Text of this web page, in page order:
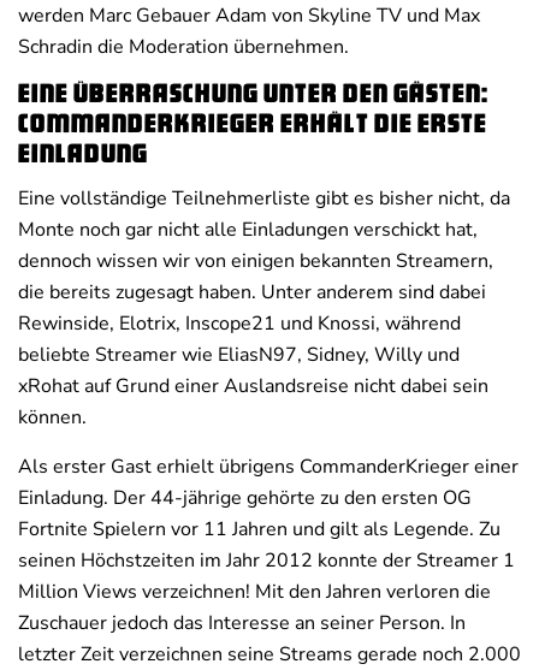
werden Marc Gebauer Adam von Skyline TV und Max
Schradin die Moderation übernehmen.
Eine Überraschung unter den Gästen:
CommanderKrieger erhält die erste
Einladung
Eine vollständige Teilnehmerliste gibt es bisher nicht, da
Monte noch gar nicht alle Einladungen verschickt hat,
dennoch wissen wir von einigen bekannten Streamern,
die bereits zugesagt haben. Unter anderem sind dabei
Rewinside, Elotrix, Inscope21 und Knossi, während
beliebte Streamer wie EliasN97, Sidney, Willy und
xRohat auf Grund einer Auslandsreise nicht dabei sein
können.
Als erster Gast erhielt übrigens CommanderKrieger einer
Einladung. Der 44-jährige gehörte zu den ersten OG
Fortnite Spielern vor 11 Jahren und gilt als Legende. Zu
seinen Höchstzeiten im Jahr 2012 konnte der Streamer 1
Million Views verzeichnen! Mit den Jahren verloren die
Zuschauer jedoch das Interesse an seiner Person. In
letzter Zeit verzeichnen seine Streams gerade noch 2.000